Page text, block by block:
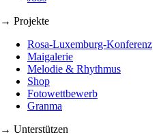
→ Projekte
Rosa-Luxemburg-Konferenz
Maigalerie
Melodie & Rhythmus
Shop
Fotowettbewerb
Granma
→ Unterstützen